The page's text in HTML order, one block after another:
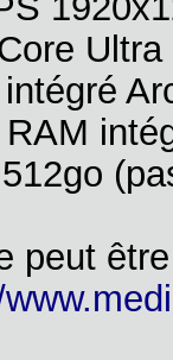
Ultra
peut